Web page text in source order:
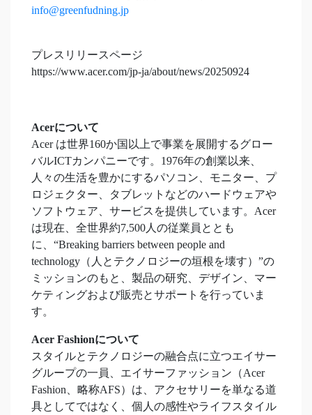
info@greenfudning.jp
プレスリリースページ
https://www.acer.com/jp-ja/about/news/20250924
Acerについて
Acer は世界160か国以上で事業を展開するグロー
バルICTカンパニーです。1976年の創業以来、
人々の生活を豊かにするパソコン、モニター、プ
ロジェクター、タブレットなどのハードウェアや
ソフトウェア、サービスを提供しています。Acer
は現在、全世界約7,500人の従業員ととも
に、“Breaking barriers between people and
technology（人とテクノロジーの垣根を壊す）”の
ミッションのもと、製品の研究、デザイン、マー
ケティングおよび販売とサポートを行っていま
す。
Acer Fashionについて
スタイルとテクノロジーの融合点に立つエイサー
グループの一員、エイサーファッション（Acer
Fashion、略称AFS）は、アクセサリーを単なる道
具としてではなく、個人の感性やライフスタイル